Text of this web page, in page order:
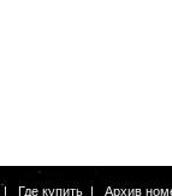
| Где купить | Архив